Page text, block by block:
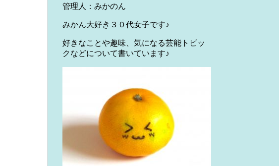
管理人：みかのん
みかん大好き３０代女子です♪
好きなことや趣味、気になる芸能トピッ
クなどについて書いています♪